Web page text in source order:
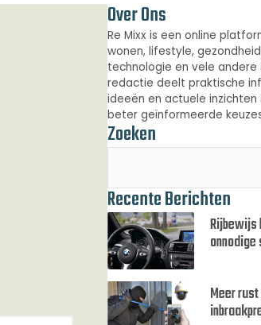
Over Ons
Re Mixx is een online
wonen, lifestyle,
technologie en vele andere
redactie deelt praktische
ideeën en actuele
beter geïnformeerde
Zoeken
Recente Berichten
Rijbewijs
Meer